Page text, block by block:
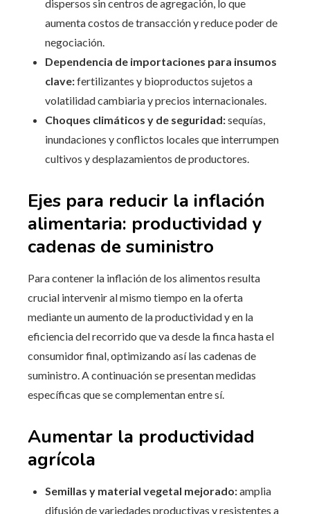
dispersos sin centros de agregación, lo que
aumenta costos de transacción y reduce poder de
negociación.
Dependencia de importaciones para insumos
clave:fertilizantes y bioproductos sujetos a
volatilidad cambiaria y precios internacionales.
Choques climáticos y de seguridad:sequías,
inundaciones y conflictos locales que interrumpen
cultivos y desplazamientos de productores.
Ejes para reducir la inflación
alimentaria: productividad y
cadenas de suministro
Para contener la inflación de los alimentos resulta
crucial intervenir al mismo tiempo en la oferta
mediante un aumento de la productividad y en la
eficiencia del recorrido que va desde la finca hasta el
consumidor final, optimizando así las cadenas de
suministro. A continuación se presentan medidas
específicas que se complementan entre sí.
Aumentar la productividad
agrícola
Semillas y material vegetal mejorado:amplia
difusión de variedades productivas y resistentes a